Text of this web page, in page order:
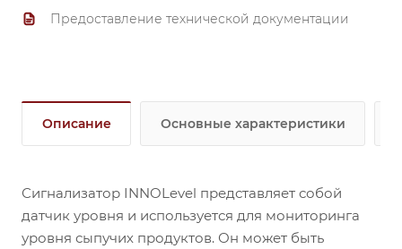
Предоставление технической документации
Описание Основные характеристики
Сигнализатор INNOLevel представляет собой
датчик уровня и используется для мониторинга
уровня сыпучих продуктов. Он может быть